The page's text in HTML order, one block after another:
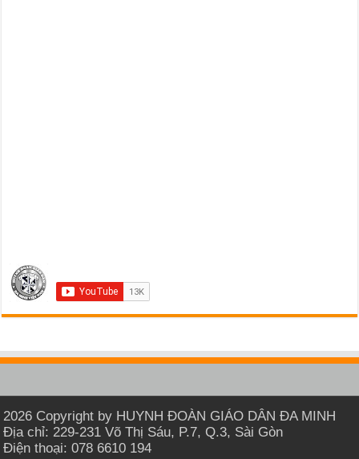
2026 Copyright by HUYNH ĐOÀN GIÁO DÂN ĐA MINH
Địa chỉ: 229-231 Võ Thị Sáu, P.7, Q.3, Sài Gòn
Điện thoại: 078 6610 194